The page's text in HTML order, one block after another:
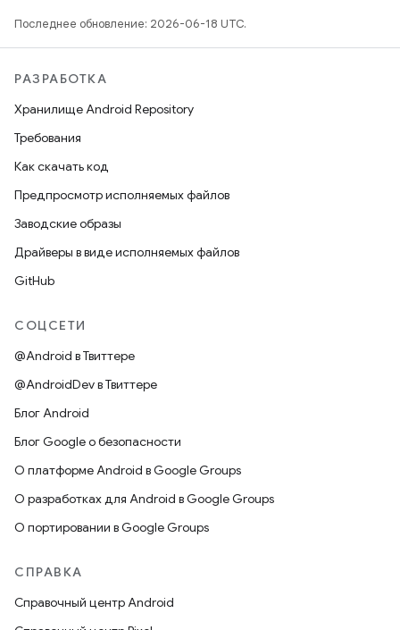
Последнее обновление: 2026-06-18 UTC.
РАЗРАБОТКА
Хранилище Android Repository
Требования
Как скачать код
Предпросмотр исполняемых файлов
Заводские образы
Драйверы в виде исполняемых файлов
GitHub
СОЦСЕТИ
@Android в Твиттере
@AndroidDev в Твиттере
Блог Android
Блог Google о безопасности
О платформе Android в Google Groups
О разработках для Android в Google Groups
О портировании в Google Groups
СПРАВКА
Справочный центр Android